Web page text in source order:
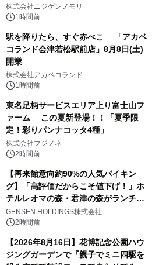
のは今年が最後！ 「ラスト！ドキがム
ネムネ～大作戦！」始動
株式会社ニジゲンノモリ
1時間前
駅を降りたら、すぐ赤べこ 「アカベ
コランド会津若松駅前店」8月8日(土)
開業
株式会社アカベコランド
1時間前
東名足柄サービスエリア上り富士山フ
ァーム この夏新登場！！「夏季限
定！彩りパンナコッタ4種」
株式会社フジノネ
2時間前
【再来館意向約90%の人気バイキン
グ】「高評価だからこそ値下げ！」ホ
テルレオマの森・君津の森がランチバ
イキングの価格改定&繁忙日料金撤廃
を実施
GENSEN HOLDINGS株式会社
2時間前
【2026年8月16日】花博記念公園ハウ
ジングガーデンで『親子でミニ四駆を